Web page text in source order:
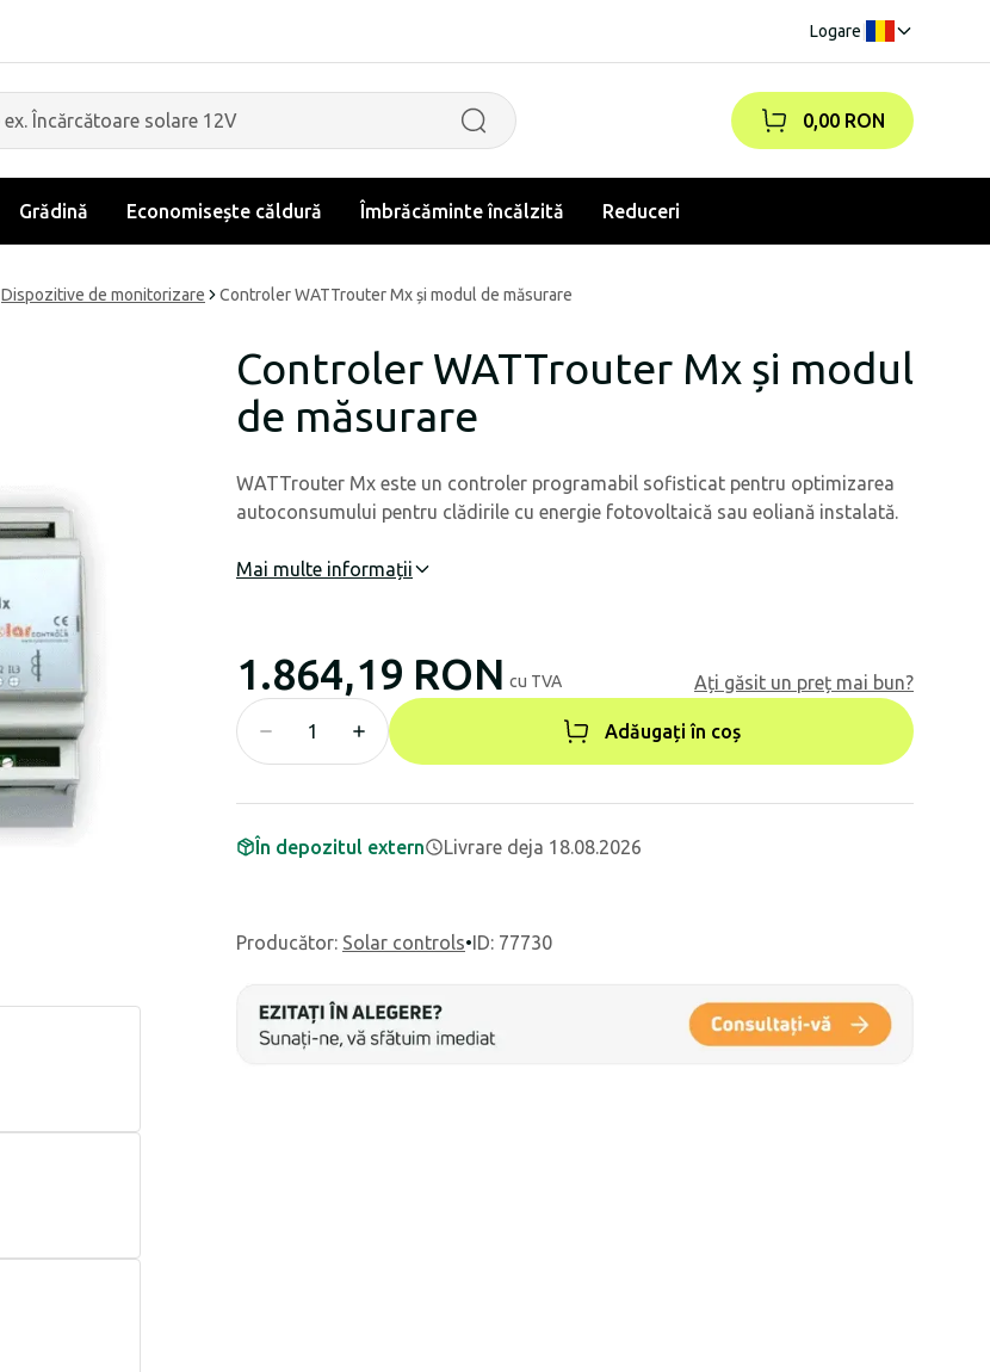
Logare
0,00 RON
Grădină Economisește căldură Îmbrăcăminte încălzită Reduceri
Dispozitive de monitorizare Controler WATTrouter Mx și modul de măsurare
Controler WATTrouter Mx și modul
de măsurare
WATTrouter Mx este un controler programabil sofisticat pentru optimizarea
autoconsumului pentru clădirile cu energie fotovoltaică sau eoliană instalată.
Mai multe informații
1.864,19 RON cu TVA Ați găsit un preț mai bun?
Adăugați în coș
În depozitul extern Livrare deja 18.08.2026
Producător: Solar controls•ID: 77730